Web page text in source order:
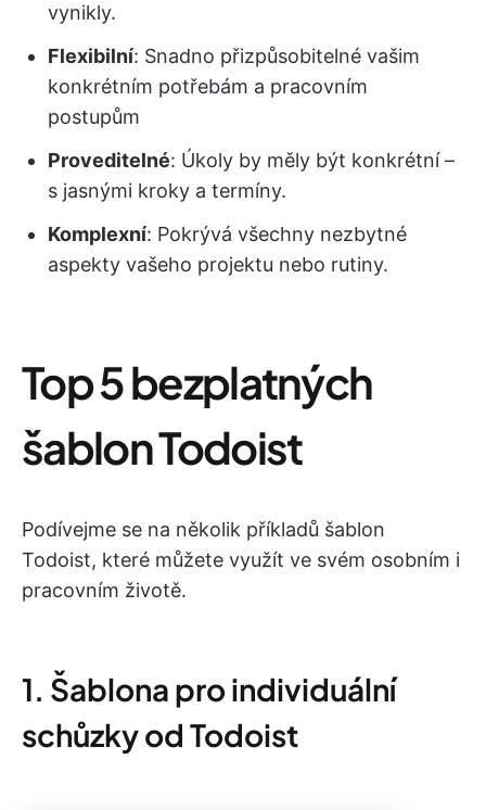
vynikly.
Flexibilní: Snadno přizpůsobitelné vašim
konkrétním potřebám a pracovním
postupům
Proveditelné: Úkoly by měly být konkrétní –
s jasnými kroky a termíny.
Komplexní: Pokrývá všechny nezbytné
aspekty vašeho projektu nebo rutiny.
Top 5 bezplatných
šablon Todoist
Podívejme se na několik příkladů šablon
Todoist, které můžete využít ve svém osobním i
pracovním životě.
1. Šablona pro individuální
schůzky od Todoist